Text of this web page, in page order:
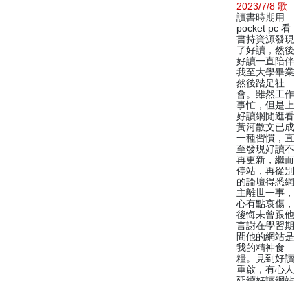
2023/7/8 歌
讀書時期用
pocket pc 看
書持資源發現
了好讀，然後
好讀一直陪伴
我至大學畢業
然後踏足社
會。雖然工作
事忙，但是上
好讀網閒逛看
黃河散文已成
一種習慣，直
至發現好讀不
再更新，繼而
停站，再從別
的論壇得悉網
主離世一事，
心有點哀傷，
後悔未曾跟他
言謝在學習期
間他的網站是
我的精神食
糧。見到好讀
重啟，有心人